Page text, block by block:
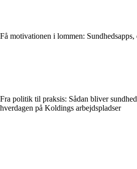
Få motivationen i lommen:
Fra politik til praksis: Sådan bliver
hverdagen på Koldings arbejdspladser